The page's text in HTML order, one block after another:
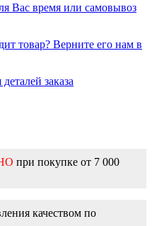
Вас время или самовывоз
товар? Верните его нам в
заказа
при покупке от 7 000
качеством по